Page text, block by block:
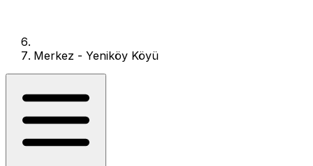
Merkez - Yeniköy Köyü